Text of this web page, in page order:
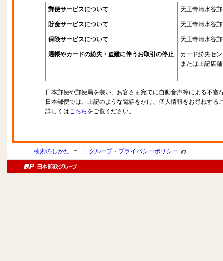
郵便サービスについて 天王寺清水谷
貯金サービスについて 天王寺清水谷
保険サービスについて 天王寺清水谷
通帳やカードの紛失・盗難に伴うお取引の停止
カード紛失セ
または上記店舗
日本郵便や郵便局を装い、お客さま宛てに自動音声等による不審
日本郵便では、上記のような電話をかけ、個人情報をお尋ねする
詳しくはこちら をご覧ください。
検索のしかた グループ・プライバシーポリシー